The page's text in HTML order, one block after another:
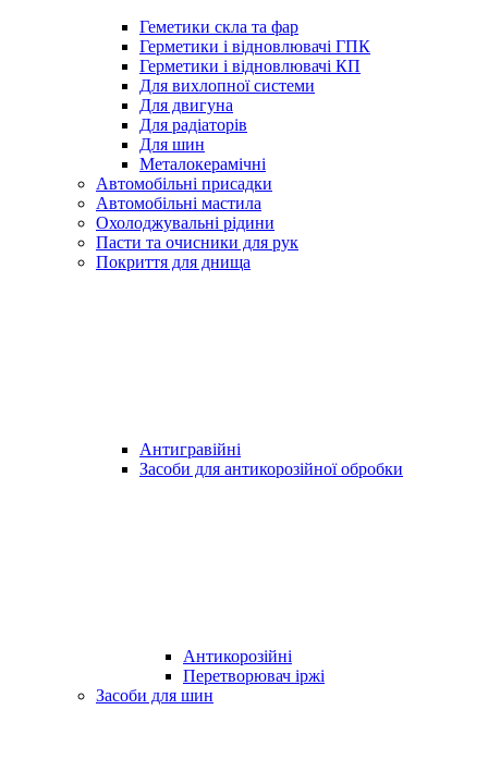
Геметики скла та фар
Герметики і відновлювачі ГПК
Герметики і відновлювачі КП
Для вихлопної системи
Для двигуна
Для радіаторів
Для шин
Металокерамічні
Автомобільні присадки
Автомобільні мастила
Охолоджувальні рідини
Пасти та очисники для рук
Покриття для днища
Антигравійні
Засоби для антикорозійної обробки
Антикорозійні
Перетворювач іржі
Засоби для шин